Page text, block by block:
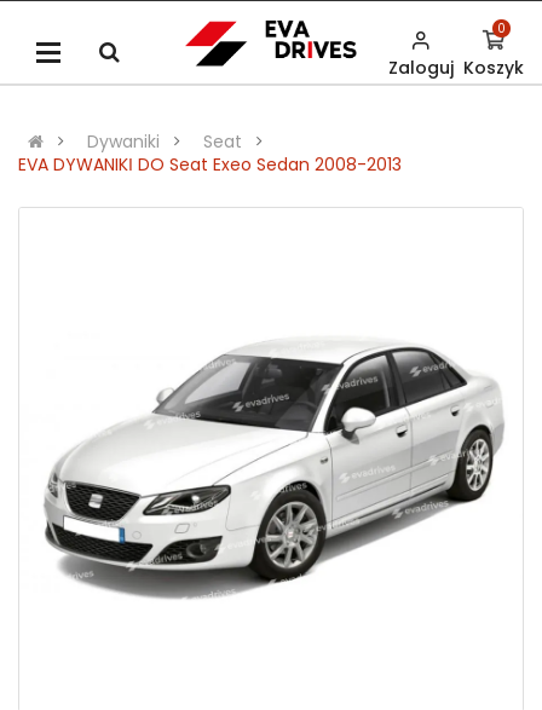
Zaloguj Koszyk
0
Dywaniki
Seat
EVA DYWANIKІ DO Seat Exeo Sedan 2008-2013